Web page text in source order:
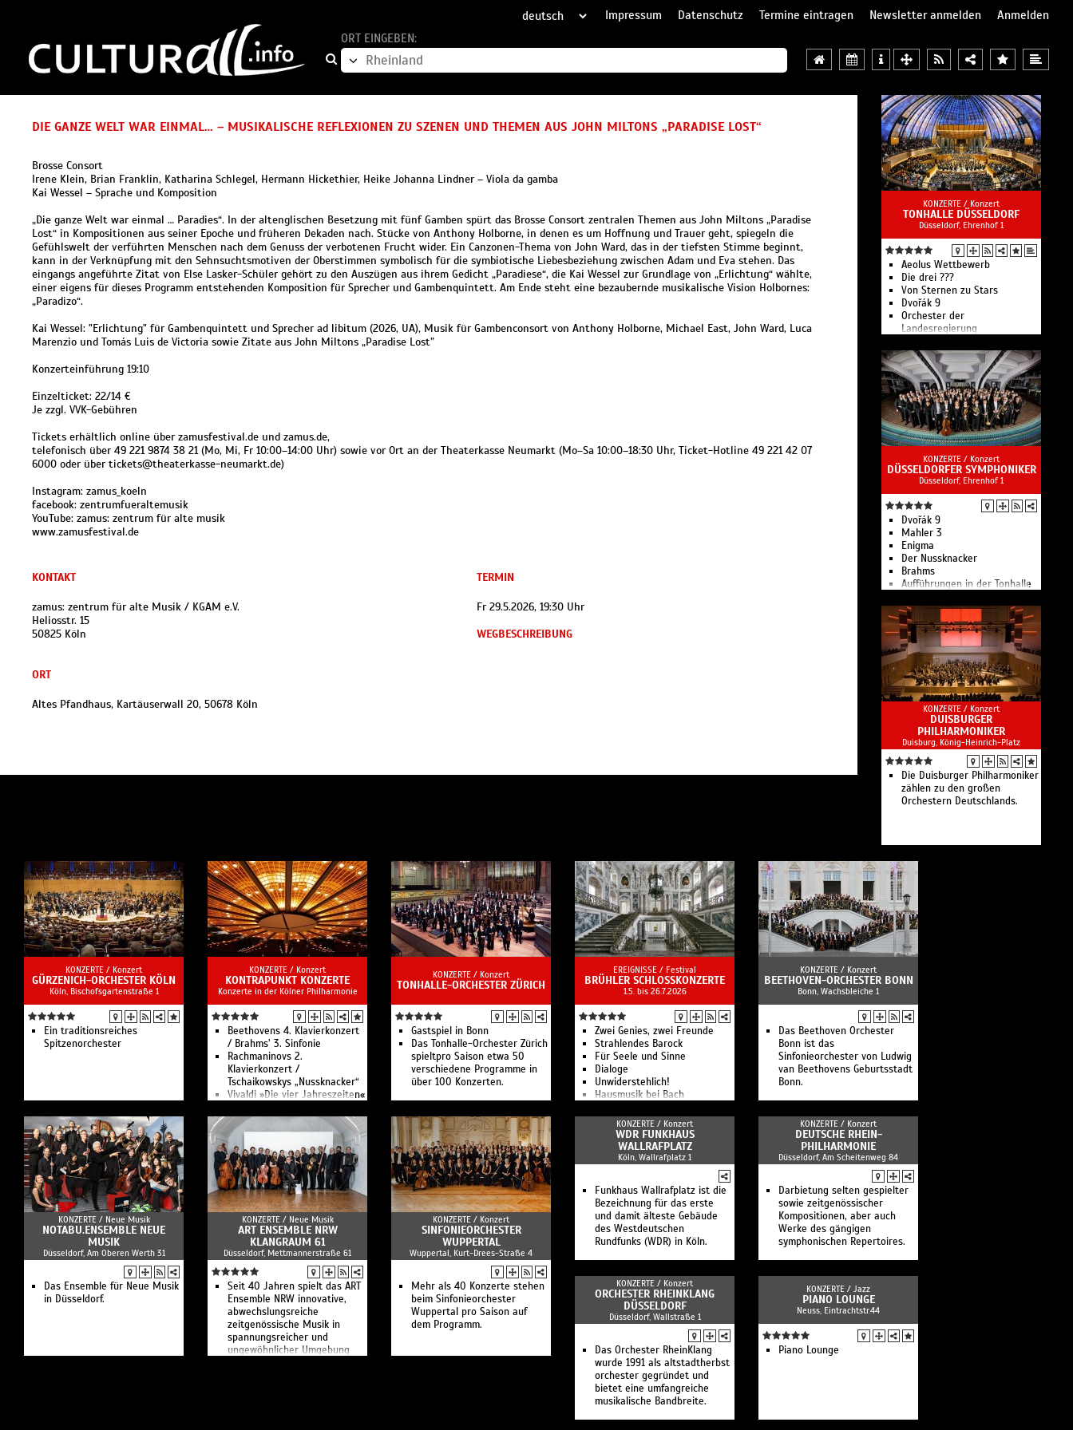
Impressum Datenschutz Termine eintragen Newsletter anmelden
Anmelden
ORT EINGEBEN:
DIE GANZE WELT WAR EINMAL… – MUSIKALISCHE REFLEXIONEN ZU SZENEN UND THEMEN AUS JOHN MILTONS „PARADISE LOST“
Brosse Consort
Irene Klein, Brian Franklin, Katharina Schlegel, Hermann Hickethier, Heike Johanna Lindner – Viola da gamba
Kai Wessel – Sprache und Komposition
„Die ganze Welt war einmal … Paradies“. In der altenglischen Besetzung mit fünf Gamben spürt das Brosse Consort zentralen Themen aus John Miltons „Paradise
Lost“ in Kompositionen aus seiner Epoche und früheren Dekaden nach. Stücke von Anthony Holborne, in denen es um Hoffnung und Trauer geht, spiegeln die
Gefühlswelt der verführten Menschen nach dem Genuss der verbotenen Frucht wider. Ein Canzonen-Thema von John Ward, das in der tiefsten Stimme beginnt,
kann in der Verknüpfung mit den Sehnsuchtsmotiven der Oberstimmen symbolisch für die symbiotische Liebesbeziehung zwischen Adam und Eva stehen. Das
eingangs angeführte Zitat von Else Lasker-Schüler gehört zu den Auszügen aus ihrem Gedicht „Paradiese“, die Kai Wessel zur Grundlage von „Erlichtung“ wählte,
einer eigens für dieses Programm entstehenden Komposition für Sprecher und Gambenquintett. Am Ende steht eine bezaubernde musikalische Vision Holbornes:
„Paradizo“.
Kai Wessel: "Erlichtung" für Gambenquintett und Sprecher ad libitum (2026, UA), Musik für Gambenconsort von Anthony Holborne, Michael East, John Ward, Luca
Marenzio und Tomás Luis de Victoria sowie Zitate aus John Miltons „Paradise Lost”
Konzerteinführung 19:10
Einzelticket: 22/14 €
Je zzgl. VVK-Gebühren
Tickets erhältlich online über zamusfestival.de und zamus.de,
telefonisch über 49 221 9874 38 21 (Mo, Mi, Fr 10:00–14:00 Uhr) sowie vor Ort an der Theaterkasse Neumarkt (Mo–Sa 10:00–18:30 Uhr, Ticket-Hotline 49 221 42 07
6000 oder über tickets@theaterkasse-neumarkt.de)
Instagram: zamus_koeln
facebook: zentrumfueraltemusik
YouTube: zamus: zentrum für alte musik
www.zamusfestival.de
KONTAKT
zamus: zentrum für alte Musik / KGAM e.V.
Heliosstr. 15
50825 Köln
ORT
Altes Pfandhaus, Kartäuserwall 20, 50678 Köln
TERMIN
Fr 29.5.2026, 19:30 Uhr
WEGBESCHREIBUNG
KONZERTE / Konzert
TONHALLE DÜSSELDORF
Düsseldorf, Ehrenhof 1
Aeolus Wettbewerb
Die drei ???
Von Sternen zu Stars
Dvořák 9
Orchester der
Landesregierung
Michael Nast
Na hör'n Sie mal
Konzert für Menschlichkeit
Flake geht ins Konzert I
Podcast der Tonhalle
Düsseldorf
Virtueller Rundgang durch das
"Planetarium der Musik"
aktuelle Aufführungen
KONZERTE / Konzert
DÜSSELDORFER SYMPHONIKER
Düsseldorf, Ehrenhof 1
Dvořák 9
Mahler 3
Enigma
Der Nussknacker
Brahms
Aufführungen in der Tonhalle
KONZERTE / Konzert
DUISBURGER
PHILHARMONIKER
Duisburg, König-Heinrich-Platz
Die Duisburger Philharmoniker
zählen zu den großen
Orchestern Deutschlands.
KONZERTE / Konzert
GÜRZENICH-ORCHESTER KÖLN
Köln, Bischofsgartenstraße 1
Ein traditionsreiches
Spitzenorchester
KONZERTE / Konzert
KONTRAPUNKT KONZERTE
Konzerte in der Kölner Philharmonie
Beethovens 4. Klavierkonzert
/ Brahms’ 3. Sinfonie
Rachmaninovs 2.
Klavierkonzert /
Tschaikowskys „Nussknacker“
Vivaldi »Die vier Jahreszeiten«
Mendelsohns „Italienische“
»Freude, schöner
Götterfunken«
Chopins 2. Klavierkonzert /
Beethovens 7. Sinfonie
Vocal Lights
Fast Weibernacht
Rosendienstag
The Great Movie Night
Schumanns Klavierkonzert /
Brahms‘ 1. Sinfonie
Bruchs Violinkonzert /
Schumanns 4. Sinfonie
Haydns 1. Cellokonzert /
Mozarts „Prager Sinfonie“
From Dark To Light
Orffs „Carmina Burana” /
Gershwins „Rhapsodie in Blue”
KONZERTE / Konzert
TONHALLE-ORCHESTER ZÜRICH
Gastspiel in Bonn
Das Tonhalle-Orchester Zürich
spieltpro Saison etwa 50
verschiedene Programme in
über 100 Konzerten.
EREIGNISSE / Festival
BRÜHLER SCHLOSSKONZERTE
1.5. bis 26.7.2026
Zwei Genies, zwei Freunde
Strahlendes Barock
Für Seele und Sinne
Dialoge
Unwiderstehlich!
Hausmusik bei Bach
KONZERTE / Konzert
BEETHOVEN-ORCHESTER BONN
Bonn, Wachsbleiche 1
Das Beethoven Orchester
Bonn ist das
Sinfonieorchester von Ludwig
van Beethovens Geburtsstadt
Bonn.
KONZERTE / Neue Musik
NOTABU.ENSEMBLE NEUE
MUSIK
Düsseldorf, Am Oberen Werth 31
Das Ensemble für Neue Musik
in Düsseldorf.
KONZERTE / Neue Musik
ART ENSEMBLE NRW
KLANGRAUM 61
Düsseldorf, Mettmannerstraße 61
Seit 40 Jahren spielt das ART
Ensemble NRW innovative,
abwechslungsreiche
zeitgenössische Musik in
spannungsreicher und
ungewöhnlicher Umgebung
KONZERTE / Konzert
SINFONIEORCHESTER
WUPPERTAL
Wuppertal, Kurt-Drees-Straße 4
Mehr als 40 Konzerte stehen
beim Sinfonieorchester
Wuppertal pro Saison auf
dem Programm.
KONZERTE / Konzert
WDR FUNKHAUS
WALLRAFPLATZ
Köln, Wallrafplatz 1
Funkhaus Wallrafplatz ist die
Bezeichnung für das erste
und damit älteste Gebäude
des Westdeutschen
Rundfunks (WDR) in Köln.
KONZERTE / Konzert
DEUTSCHE RHEIN-
PHILHARMONIE
Düsseldorf, Am Scheitenweg 84
Darbietung selten gespielter
sowie zeitgenössischer
Kompositionen, aber auch
Werke des gängigen
symphonischen Repertoires.
KONZERTE / Konzert
ORCHESTER RHEINKLANG
DÜSSELDORF
Düsseldorf, Wallstraße 1
Das Orchester RheinKlang
wurde 1991 als altstadtherbst
orchester gegründet und
bietet eine umfangreiche
musikalische Bandbreite.
KONZERTE / Jazz
PIANO LOUNGE
Neuss, Eintrachtstr.44
Piano Lounge